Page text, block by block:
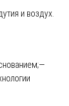
и воздух.
—